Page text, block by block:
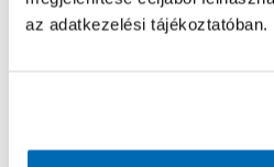
az adatkezelési tájékoztatóban.